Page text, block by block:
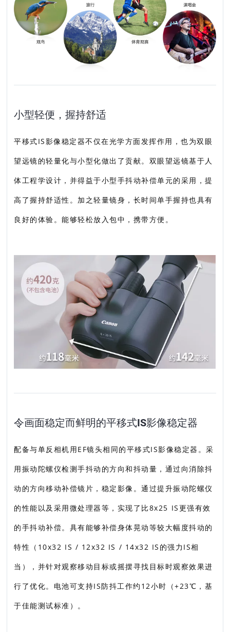
小型轻便，握持舒适
平移式IS影像稳定器不仅在光学方面发挥作用，也为双眼
望远镜的轻量化与小型化做出了贡献。双眼望远镜基于人
体工程学设计，并得益于小型手抖动补偿单元的采用，提
高了握持舒适性。加之轻量镜身，长时间单手握持也具有
良好的体验。能够轻松放入包中，携带方便。
令画面稳定而鲜明的平移式IS影像稳定器
配备与单反相机用EF镜头相同的平移式IS影像稳定器。采
用振动陀螺仪检测手抖动的方向和抖动量，通过向消除抖
动的方向移动补偿镜片，稳定影像。通过提升振动陀螺仪
的性能以及采用微处理器等，实现了比8x25 IS更强有效
的手抖动补偿。具有能够补偿身体晃动等较大幅度抖动的
特性（10x32 IS / 12x32 IS / 14x32 IS的强力IS相
当），并针对观察移动目标或摇摆寻找目标时观察效果进
行了优化。电池可支持IS防抖工作约12小时（+23℃，基
于佳能测试标准）。